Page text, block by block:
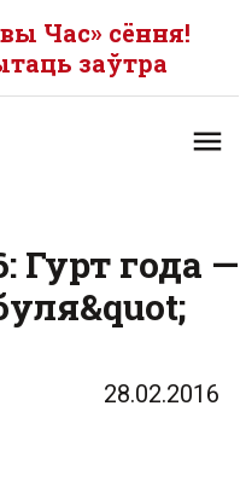
Час» сёння!
заўтра
Гурт года —
28.02.2016